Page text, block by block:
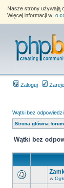
Nasze strony używają
Więcej informacji w: o
Zaloguj
Wątki bez odpowiedzi
Strona główna forum
Wątki bez
w